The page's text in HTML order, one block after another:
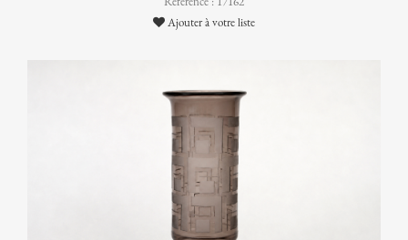
Ajouter à votre liste